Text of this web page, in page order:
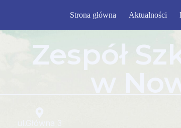
Strona główna Aktualności
Zespół
w
ul.Główna 3